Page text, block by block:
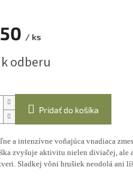
/ ks
odberu
Pridať do košíka
a intenzívne voňajúca vnadiaca
zvyšuje aktivitu nielen diviačej, ale
Sladkej vôni hrušiek neodolá ani